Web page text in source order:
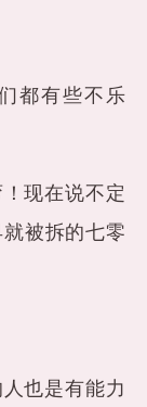
都有些不乐
现在说不定
被拆的七零
也是有能力